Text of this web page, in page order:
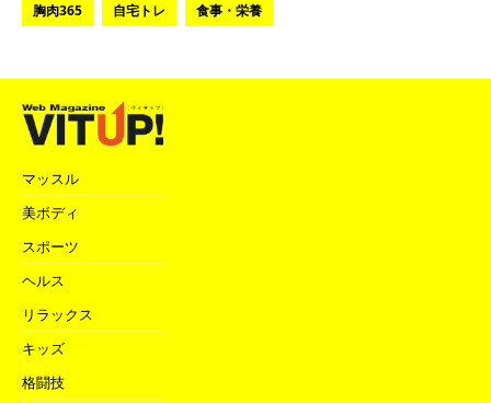
胸肉365 自宅トレ 食事・栄養
マッスル
美ボディ
スポーツ
ヘルス
リラックス
キッズ
格闘技